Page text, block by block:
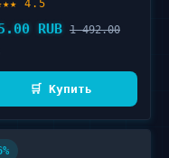
Fixing
4.5
RUB 1 492.00
🛒 Купить